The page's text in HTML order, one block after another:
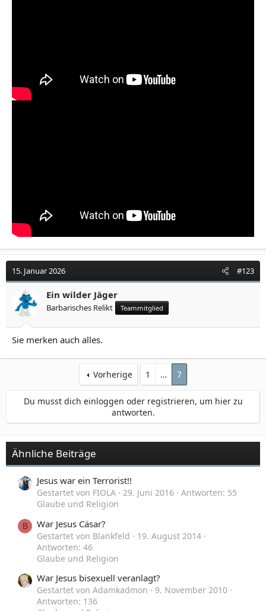
15. Januar 2026 #123
Ein wilder Jäger
Barbarisches Relikt Teammitglied
Sie merken auch alles.
Vorherige 1 … 7
Du musst dich einloggen oder registrieren, um hier zu
antworten.
Ähnliche Beiträge
Jesus war ein Terrorist!!
Gestartet von FIOLA 29. Juni 2016
Antworten: 55
Glaube und Religion
B War Jesus Cäsar?
Gestartet von Blankfeld
19. August 2014
Antworten: 46
Glaube und Religion
War Jesus bisexuell veranlagt?
Gestartet von Adamkadmon
9. November 2010
Antworten: 136